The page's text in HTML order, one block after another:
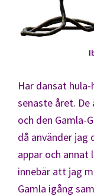
Har dansat
senaste året. De
och den Gamla-
då använder jag
appar och annat
innebär att jag
Gamla igång